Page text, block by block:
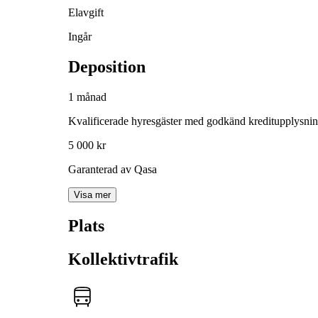
Elavgift
Ingår
Deposition
1 månad
Kvalificerade hyresgäster med godkänd
5 000 kr
Garanterad av Qasa
Visa mer
Plats
Kollektivtrafik